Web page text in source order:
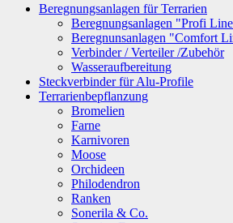
Beregnungsanlagen für Terrarien
Beregnungsanlagen "Profi
Beregnunsanlagen "Comfort
Verbinder / Verteiler /Zubehör
Wasseraufbereitung
Steckverbinder für Alu-Profile
Terrarienbepflanzung
Bromelien
Farne
Karnivoren
Moose
Orchideen
Philodendron
Ranken
Sonerila & Co.